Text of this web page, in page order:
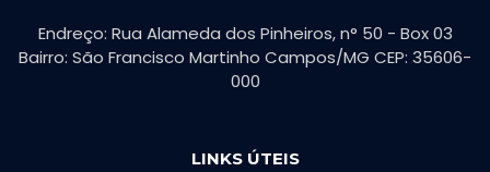
Endreço: Rua Alameda dos Pinheiros, n° 50 - Box 03
Bairro: São Francisco Martinho Campos/MG CEP: 35606-
000
LINKS ÚTEIS